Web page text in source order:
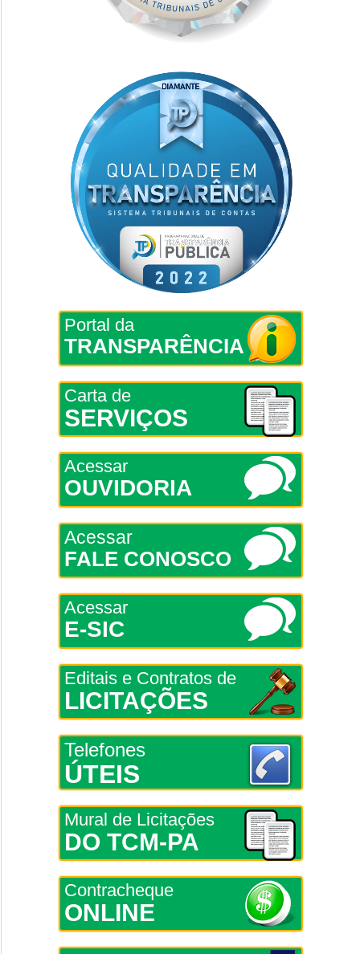
Portal da
TRANSPARÊNCIA
Carta de
SERVIÇOS
Acessar
OUVIDORIA
Acessar
FALE CONOSCO
Acessar
E-SIC
Editais e Contratos de
LICITAÇÕES
Telefones
ÚTEIS
Mural de Licitações
DO TCM-PA
Contracheque
ONLINE